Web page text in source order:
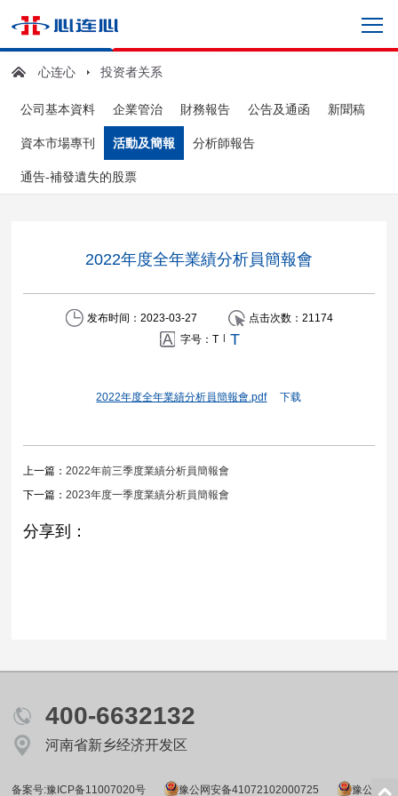
心连心 投资者关系
公司基本資料 企業管治 財務報告 公告及通函 新聞稿
資本市場專刊 活動及簡報 分析師報告
通告-補發遺失的股票
2022年度全年業績分析員簡報會
发布时间：2023-03-27 点击次数： 21174
字号： T | T
2022年度全年業績分析員簡報會.pdf 下载
上一篇：2022年前三季度業績分析員簡報會
下一篇：2023年度一季度業績分析員簡報會
分享到：
400-6632132
河南省新乡经济开发区
备案号:豫ICP备11007020号 豫公网安备41072102000725 豫公网